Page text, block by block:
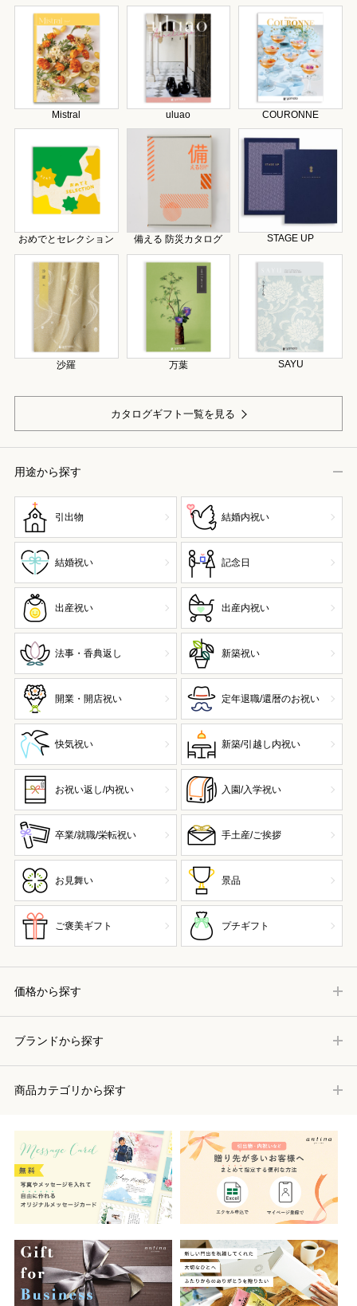
Mistral uluao COURONNE
おめでとセレクション 備える 防災カタログ STAGE UP
沙羅 万葉 SAYU
カタログギフト一覧を見る
用途から探す
引出物 結婚内祝い
結婚祝い 記念日
出産祝い 出産内祝い
法事・香典返し 新築祝い
開業・開店祝い 定年退職/還暦のお祝い
快気祝い 新築/引越し内祝い
お祝い返し/内祝い 入園/入学祝い
卒業/就職/栄転祝い 手土産/ご挨拶
お見舞い 景品
ご褒美ギフト プチギフト
価格から探す
ブランドから探す
商品カテゴリから探す